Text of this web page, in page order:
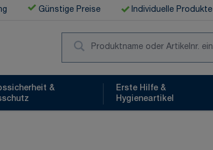
Günstige Preise Individuelle
&
Erste Hilfe &
Hygieneartikel